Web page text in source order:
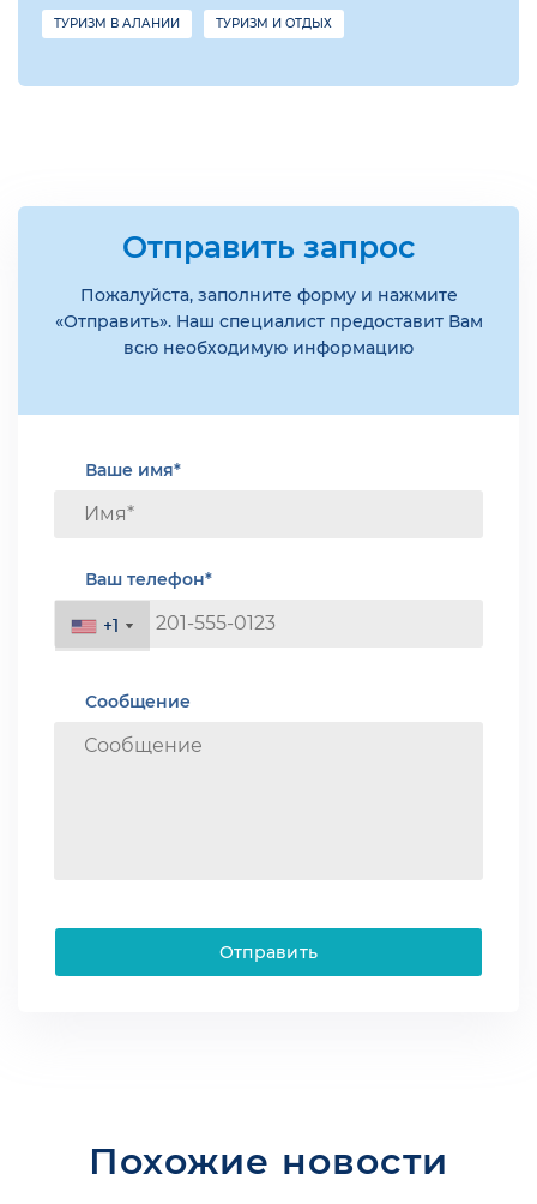
ТУРИЗМ В АЛАНИИ ТУРИЗМ И ОТДЫХ
Отправить запрос
Пожалуйста, заполните форму и нажмите
«Отправить». Наш специалист предоставит Вам
всю необходимую информацию
Ваше имя*
Ваш телефон*
+1
+1
Сообщение
Отправить
Похожие новости